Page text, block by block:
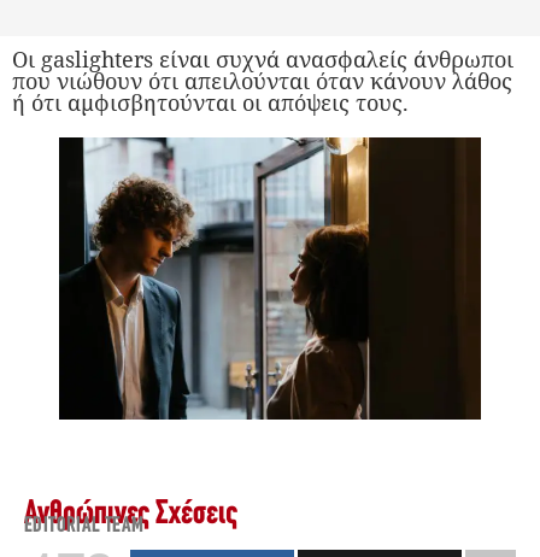
Οι gaslighters είναι συχνά ανασφαλείς άνθρωποι
που νιώθουν ότι απειλούνται όταν κάνουν λάθος
ή ότι αμφισβητούνται οι απόψεις τους.
Ανθρώπινες Σχέσεις
EDITORIAL TEAM